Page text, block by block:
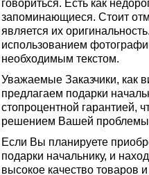
говориться. Есть как
запоминающиеся. Стоит
является их
использованием
необходимым текстом.
Уважаемые Заказчики, как
предлагаем подарки
стопроцентной гарантией,
решением Вашей
Если Вы планируете
подарки начальнику, и
высокое качество товаров